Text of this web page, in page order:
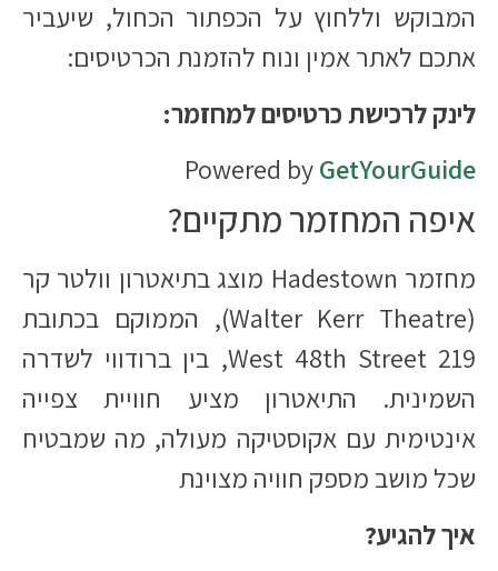
המבוקש וללחוץ על הכפתור הכחול, שיעביר
אתכם לאתר אמין ונוח להזמנת הכרטיסים:
לינק לרכישת כרטיסים למחזמר:
Powered byGetYourGuide
איפה המחזמר מתקיים?
מחזמר Hadestown מוצג בתיאטרון וולטר קר
(Walter Kerr Theatre), הממוקם בכתובת
219 West 48th Street, בין ברודווי לשדרה
השמינית. התיאטרון מציע חוויית צפייה
אינטימית עם אקוסטיקה מעולה, מה שמבטיח
שכל מושב מספק חוויה מצוינת
איך להגיע?